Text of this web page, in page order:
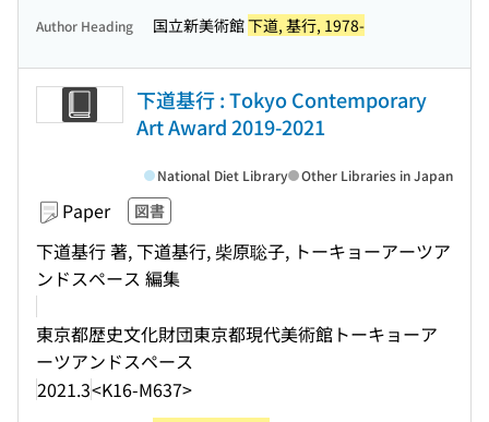
Author Heading 国立新美術館下道, 基行, 1978-
下道基行 : Tokyo Contemporary
Art Award 2019-2021
Paper 図書
下道基行 著, 下道基行, 柴原聡子, トーキョーアーツア
ンドスペース 編集
東京都歴史文化財団東京都現代美術館トーキョーア
ーツアンドスペース
2021.3<K16-M637>
National Diet Library Other Libraries in Japan